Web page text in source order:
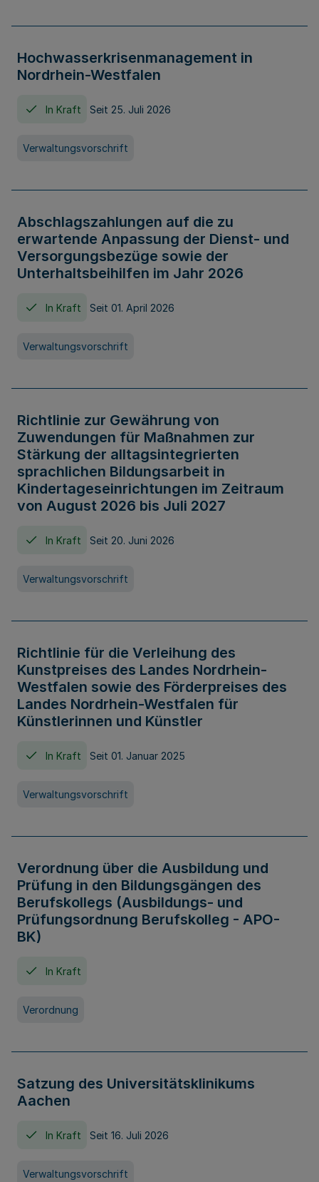
Hochwasserkrisenmanagement in
Nordrhein-Westfalen
In Kraft Seit 25. Juli 2026
Verwaltungsvorschrift
Abschlagszahlungen auf die zu
erwartende Anpassung der Dienst- und
Versorgungsbezüge sowie der
Unterhaltsbeihilfen im Jahr 2026
In Kraft Seit 01. April 2026
Verwaltungsvorschrift
Richtlinie zur Gewährung von
Zuwendungen für Maßnahmen zur
Stärkung der alltagsintegrierten
sprachlichen Bildungsarbeit in
Kindertageseinrichtungen im Zeitraum
von August 2026 bis Juli 2027
In Kraft Seit 20. Juni 2026
Verwaltungsvorschrift
Richtlinie für die Verleihung des
Kunstpreises des Landes Nordrhein-
Westfalen sowie des Förderpreises des
Landes Nordrhein-Westfalen für
Künstlerinnen und Künstler
In Kraft Seit 01. Januar 2025
Verwaltungsvorschrift
Verordnung über die Ausbildung und
Prüfung in den Bildungsgängen des
Berufskollegs (Ausbildungs- und
Prüfungsordnung Berufskolleg - APO-
BK)
In Kraft
Verordnung
Satzung des Universitätsklinikums
Aachen
In Kraft Seit 16. Juli 2026
Verwaltungsvorschrift